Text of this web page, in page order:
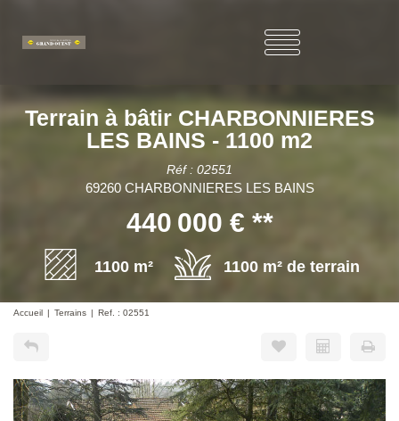
Terrain à bâtir CHARBONNIERES
LES BAINS - 1100 m2
Réf : 02551
69260 CHARBONNIERES LES BAINS
440 000 € **
1100 m² 1100 m² de terrain
Accueil Terrains Ref. : 02551